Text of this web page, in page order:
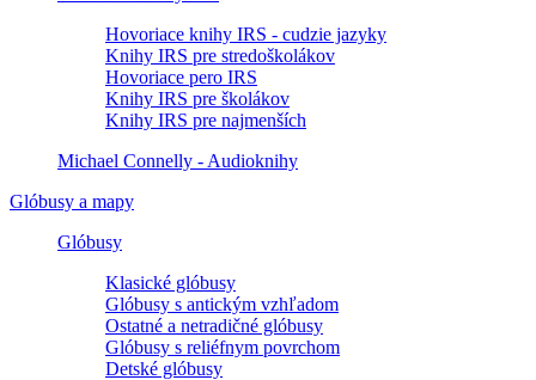
Hovoriace knihy IRS - cudzie jazyky
Knihy IRS pre stredoškolákov
Hovoriace pero IRS
Knihy IRS pre školákov
Knihy IRS pre najmenších
Michael Connelly - Audioknihy
Glóbusy a mapy
Glóbusy
Klasické glóbusy
Glóbusy s antickým vzhľadom
Ostatné a netradičné glóbusy
Glóbusy s reliéfnym povrchom
Detské glóbusy